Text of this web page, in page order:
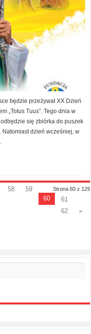
będzie przeżywał XX Dzień
„Totus Tuus”. Tego dnia w
się zbiórka do puszek
Natomiast dzień wcześniej, w
Strona 60 z 129
58
59
60
61
62
»